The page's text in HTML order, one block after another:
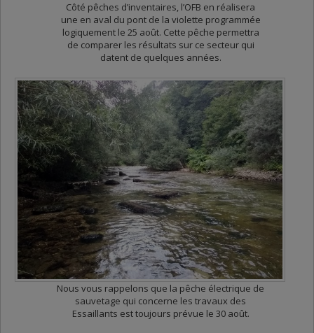
Côté pêches d’inventaires, l’OFB en réalisera
une en aval du pont de la violette programmée
logiquement le 25 août. Cette pêche permettra
de comparer les résultats sur ce secteur qui
datent de quelques années.
Nous vous rappelons que la pêche électrique de
sauvetage qui concerne les travaux des
Essaillants est toujours prévue le 30 août.